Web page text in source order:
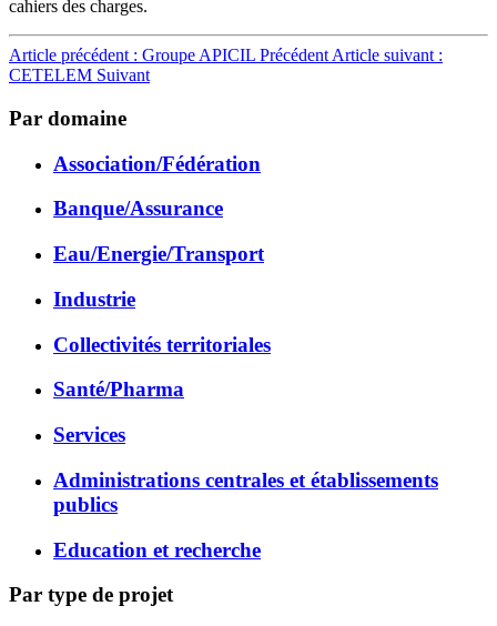
cahiers des charges.
Article précédent : Groupe APICIL Précédent Article suivant :
CETELEM Suivant
Par domaine
Association/Fédération
Banque/Assurance
Eau/Energie/Transport
Industrie
Collectivités territoriales
Santé/Pharma
Services
Administrations centrales et établissements
publics
Education et recherche
Par type de projet